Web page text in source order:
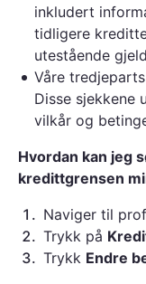
inkludert
tidligere
utestående
Våre
Disse sjekkene
vilkår og
Hvordan kan jeg
kredittgrensen
1 . Naviger til
2. Trykk på
3. Trykk Endre